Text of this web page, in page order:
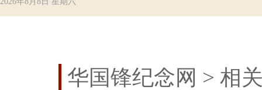
华国锋纪念网 > 相